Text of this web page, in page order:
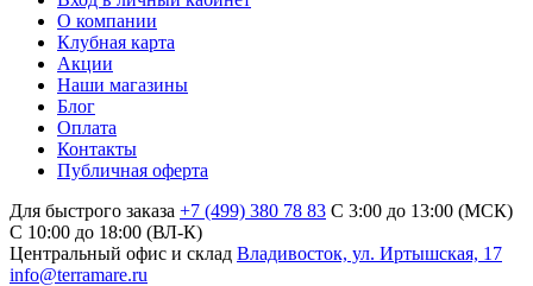
О компании
Клубная карта
Акции
Наши магазины
Блог
Оплата
Контакты
Публичная оферта
Для быстрого заказа +7 (499) 380 78 83 С 3:00 до 13:00 (МСК)
C 10:00 до 18:00 (ВЛ-К)
Центральный офис и склад Владивосток, ул. Иртышская, 17
info@terramare.ru